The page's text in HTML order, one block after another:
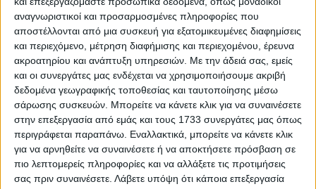
αναγνωριστικοί και προσαρμοσμένες πληροφορίες που
αποστέλλονται από μια συσκευή για εξατομικευμένες διαφημίσεις
και περιεχόμενο, μέτρηση διαφήμισης και περιεχομένου, έρευνα
ακροατηρίου και ανάπτυξη υπηρεσιών. Με την άδειά σας, εμείς
και οι συνεργάτες μας ενδέχεται να χρησιμοποιήσουμε ακριβή
δεδομένα γεωγραφικής τοποθεσίας και ταυτοποίησης μέσω
σάρωσης συσκευών. Μπορείτε να κάνετε κλικ για να συναινέσετε
στην επεξεργασία από εμάς και τους 1733 συνεργάτες μας όπως
περιγράφεται παραπάνω. Εναλλακτικά, μπορείτε να κάνετε κλικ
για να αρνηθείτε να συναινέσετε ή να αποκτήσετε πρόσβαση σε
πιο λεπτομερείς πληροφορίες και να αλλάξετε τις προτιμήσεις
σας πριν συναινέσετε. Λάβετε υπόψη ότι κάποια επεξεργασία
Zeekr είναι πολύ σημαντικές. Η σύμπραξη αυτή
σηματοδοτεί μια ισχυρή ένωση αξιών και
προοπτικών, αναδεικνύοντας τη σημασία της
ποιότητας, της αξιοπιστίας και της διαρκούς
εξέλιξης. Αποτελεί ιδιαίτερη τιμή για τη Zeekr να
συνεργάζεται με έναν αθλητή που ενσαρκώνει με
συνέπεια τα χαρακτηριστικά που πρεσβεύει η
μάρκα.”
Από την πλευρά του ο Γιώργος Πρίντεζης είπε: